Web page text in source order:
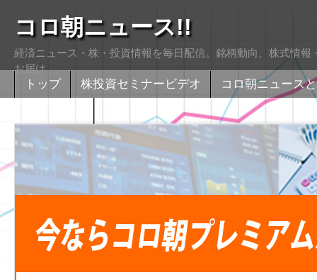
コロ朝ニュース!!
経済ニュース・株・投資情報を毎日配信。銘柄動向、株式情
お届け
トップ 株投資セミナービデオ
コロ朝ニュース